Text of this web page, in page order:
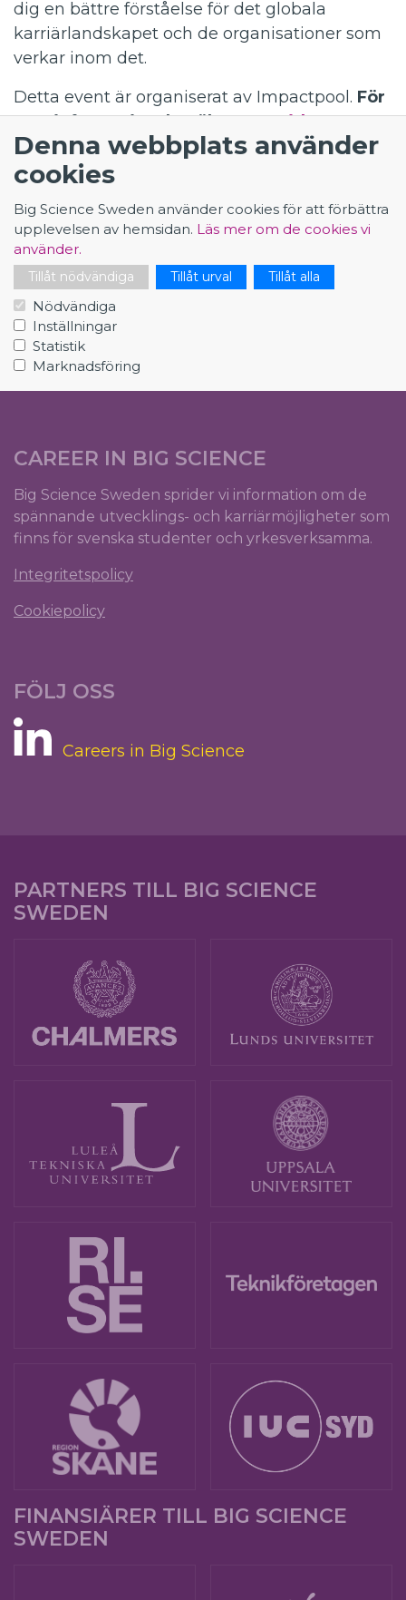
Denna webbplats använder
cookies
Big Science Sweden använder cookies för att förbättra
upplevelsen av hemsidan. Läs mer om de cookies vi
använder.
Tillåt nödvändiga Tillåt urval Tillåt alla
Nödvändiga
Inställningar
Statistik
Marknadsföring
dig en bättre förståelse för det globala
karriärlandskapet och de organisationer som
verkar inom det.
Detta event är organiserat av Impactpool. För
mer information, besökevent-sidan.
KONTAKT
Big Science Sweden
The Loop
Rydbergs torg 4
SE-224 84 Lund
Org.nr: 5561012153
info@bigsciencecareer.se
CAREER IN BIG SCIENCE
Big Science Sweden sprider vi information om de
spännande utvecklings- och karriärmöjligheter som
finns för svenska studenter och yrkesverksamma.
Integritetspolicy
Cookiepolicy
FÖLJ OSS
Careers in Big Science
PARTNERS TILL BIG SCIENCE
SWEDEN
FINANSIÄRER TILL BIG SCIENCE
SWEDEN